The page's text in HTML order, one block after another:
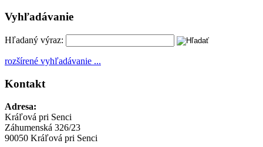
Vyhľadávanie
Hľadaný výraz:
rozšírené vyhľadávanie ...
Kontakt
Adresa:
Kráľová pri Senci
Záhumenská 326/23
90050 Kráľová pri Senci